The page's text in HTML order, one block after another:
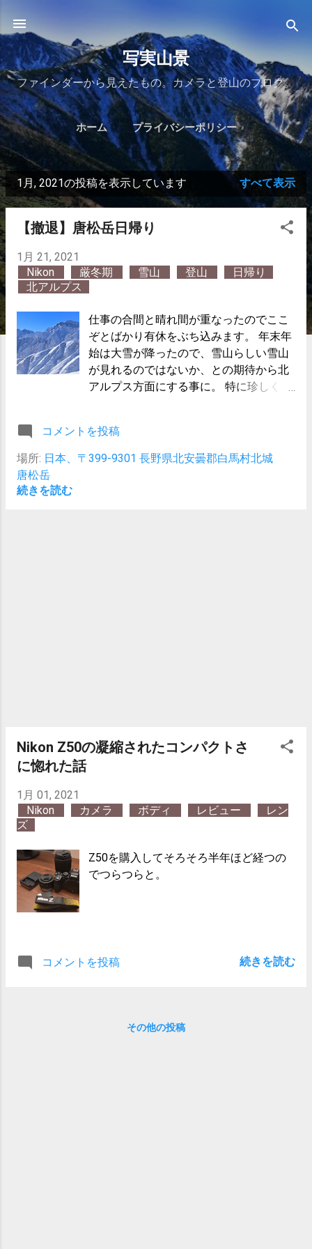
写実山景
ファインダーから見えたもの。カメラと登山のブログ。
ホーム プライバシーポリシー
投
1月, 2021の投稿を表示しています すべて表示
【撤退】唐松岳日帰り
1月 21, 2021
Nikon
厳冬期 雪山 登山
日帰り
北アルプス
仕事の合間と晴れ間が重なったのでここ
ぞとばかり有休をぶち込みます。 年末年
始は大雪が降ったので、雪山らしい雪山
が見れるのではないか、との期待から北
アルプス方面にする事に。 特に珍しく後
能そうな唐松岳に向かう事に。
コメントを投稿
場所: 日本、〒399-9301 長野県北安曇郡白馬村北城
唐松岳
続きを読む
Nikon Z50の凝縮されたコンパクトさ
に惚れた話
1月 01, 2021
Nikon
カメラ ボディ レビュー
レン
ズ
Z50を購入してそろそろ半年ほど経つの
でつらつらと。
コメントを投稿 続きを読む
その他の投稿